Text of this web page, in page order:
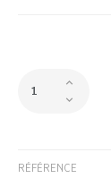
RÉFÉRENCE